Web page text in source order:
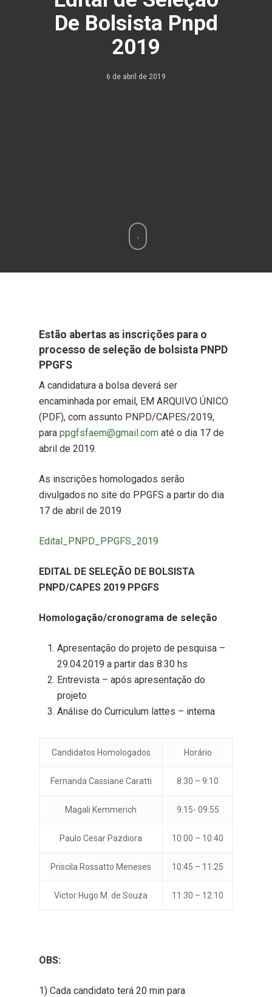
De Bolsista Pnpd
2019
6 de abril de 2019
Estão abertas as inscrições para o
processo de seleção de bolsista PNPD
PPGFS
A candidatura a bolsa deverá ser
encaminhada por email, EM ARQUIVO ÚNICO
(PDF), com assunto PNPD/CAPES/2019,
para ppgfsfaem@gmail.com até o dia 17 de
abril de 2019.
As inscrições homologados serão
divulgados no site do PPGFS a partir do dia
17 de abril de 2019
Edital_PNPD_PPGFS_2019
EDITAL DE SELEÇÃO DE BOLSISTA
PNPD/CAPES 2019 PPGFS
Homologação/cronograma de seleção
Apresentação do projeto de pesquisa –
29.04.2019 a partir das 8:30 hs
Entrevista – após apresentação do
projeto
Análise do Curriculum lattes – interna
Candidatos Homologados Horário
Fernanda Cassiane Caratti 8:30 – 9:10
Magali Kemmerich 9:15- 09:55
Paulo Cesar Pazdiora 10:00 – 10:40
Priscila Rossatto Meneses 10:45 – 11:25
Victor Hugo M. de Souza 11:30 – 12:10
OBS:
1) Cada candidato terá 20 min para